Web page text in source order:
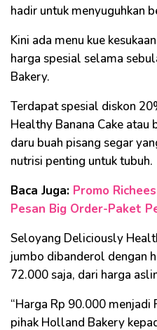
hadir untuk menyuguhkan
Kini ada menu kue
harga spesial selama
Bakery.
Terdapat spesial diskon
Healthy Banana Cake
daru buah pisang segar
nutrisi penting untuk tubuh.
Baca Juga: Promo
Pesan Big Order-Paket
Seloyang Deliciously
jumbo dibanderol dengan
72.000 saja, dari harga
“Harga Rp 90.000
pihak Holland Bakery